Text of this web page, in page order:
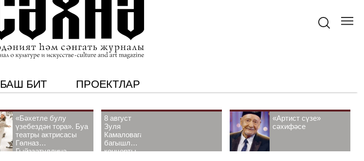
БАШ БИТ ПРОЕКТЛАР
«Бәхетле булу
үзебездән тора». Буа
театры актрисасы
Гөлназ
Гыйззәтуллина-
8 август
Зуля
Камаловага
багышлау
концерты
«Артист сүзе»
сәхифәсе